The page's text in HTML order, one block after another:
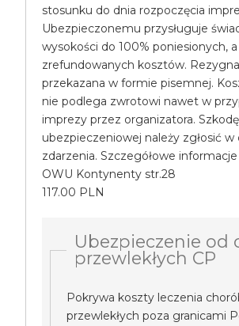
stosunku do dnia rozpoczęcia
Ubezpieczonemu przysługuje
wysokości do 100% poniesionych,
zrefundowanych kosztów.
przekazana w formie pisemnej.
nie podlega zwrotowi nawet w
imprezy przez organizatora.
ubezpieczeniowej należy zgłosić w
zdarzenia. Szczegółowe
OWU Kontynenty str.28
117.00 PLN
Ubezpieczenie od
przewlekłych CP
Pokrywa koszty leczenia
przewlekłych poza granicami